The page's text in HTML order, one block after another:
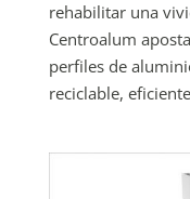
rehabilitar una
Centroalum
perfiles de
reciclable,